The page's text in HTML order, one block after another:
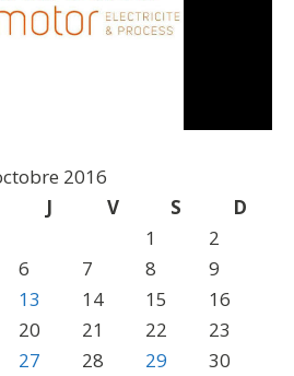
2016
J V S
D
1
2
6 7 8
9
13 14 15
16
20 21 22
23
27 28 29
30